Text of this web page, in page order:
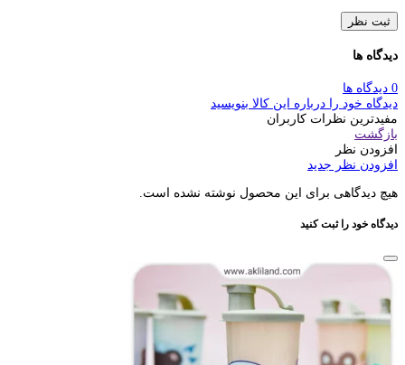
ثبت نظر
دیدگاه ها
0 دیدگاه ها
دیدگاه خود را درباره این کالا بنویسید
مفیدترین نظرات کاربران
بازگشت
افزودن نظر
افزودن نظر جدید
هیچ دیدگاهی برای این محصول نوشته نشده است.
دیدگاه خود را ثبت کنید